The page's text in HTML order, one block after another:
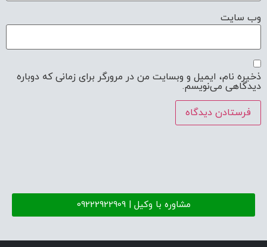
وب‌ سایت
ذخیره نام، ایمیل و وبسایت من در مرورگر برای زمانی که دوباره
دیدگاهی می‌نویسم.
مشاوره با وکیل | 09222922909